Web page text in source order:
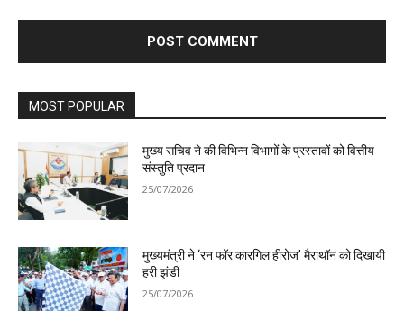
MOST POPULAR
मुख्य सचिव ने की विभिन्न विभागों के प्रस्तावों को वित्तीय
संस्तुति प्रदान
25/07/2026
मुख्यमंत्री ने ‘रन फॉर कारगिल हीरोज’ मैराथॉन को दिखायी
हरी झंडी
25/07/2026